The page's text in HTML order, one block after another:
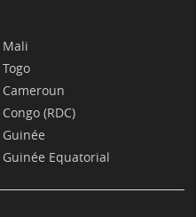
Mali
Togo
Cameroun
Congo (RDC)
Guinée
Guinée Equatorial